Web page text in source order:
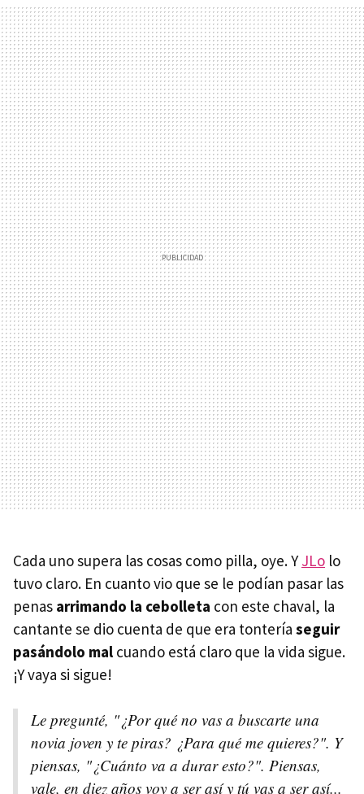
Cada uno supera las cosas como pilla, oye. YJLo lo
tuvo claro. En cuanto vio que se le podían pasar las
penas arrimando la cebolleta con este chaval, la
cantante se dio cuenta de que era tontería seguir
pasándolo mal cuando está claro que la vida sigue.
¡Y vaya si sigue!
Le pregunté, "¿Por qué no vas a buscarte una
novia joven y te piras? ¿Para qué me quieres?". Y
piensas, "¿Cuánto va a durar esto?". Piensas,
vale, en diez años voy a ser así y tú vas a ser así...